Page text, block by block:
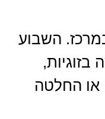
השבוע
או החלטה